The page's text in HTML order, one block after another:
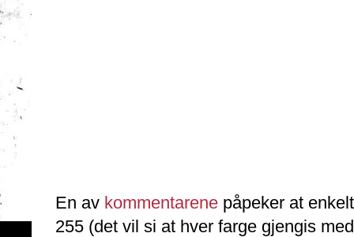
En av kommentarene påpeker at
255 (det vil si at hver farge gjengis